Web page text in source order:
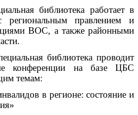
библиотека работает в
региональным правлением и
ВОС, а также районными
библиотека проводит
конференции на базе ЦБС
темам:
в регионе: состояние и